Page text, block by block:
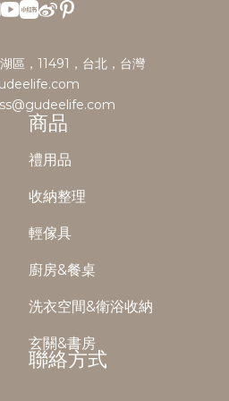
區，11491，台北，台灣
商品
禮用品
收納整理
輕傢具
廚房&餐桌
洗衣空間&衛浴收納
玄關&書房
聯絡方式